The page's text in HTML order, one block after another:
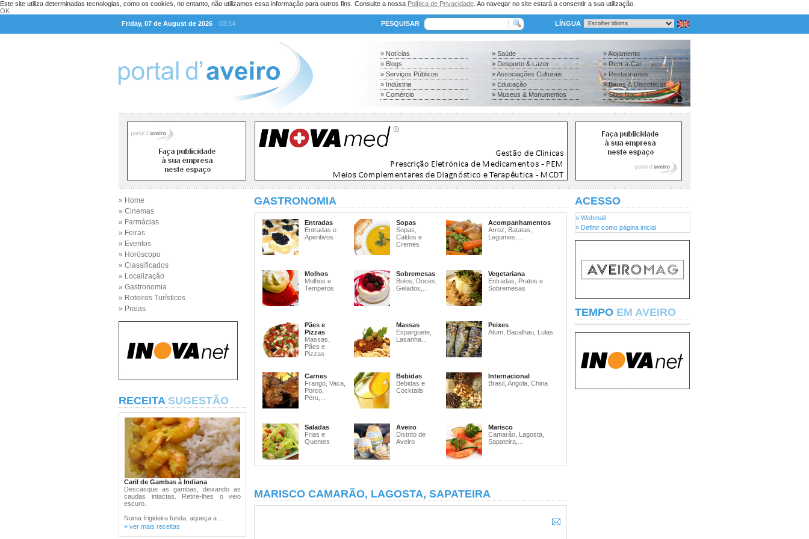
Este site utiliza determinadas tecnologias, como os cookies, no entanto, não utilizamos essa informação para outros fins. Consulte a nossa Política de Privacidade . Ao navegar no site estará a consentir a sua utilização.
OK
Friday, 07 de August de 2026
03:54 PESQUISAR LÍNGUA
» Notícias
» Blogs
» Serviços Públicos
» Indústria
» Comércio
» Saúde
» Desporto & Lazer
» Associações Culturais
» Educação
» Museus & Monumentos
» Alojamento
» Rent-a-Car
» Restaurantes
» Bares & Discotecas
» Sites Nac. & Inter.
» Home
» Cinemas
» Farmácias
» Feiras
» Eventos
» Horóscopo
» Classificados
» Localização
» Gastronomia
» Roteiros Turísticos
» Praias
RECEITA SUGESTÃO
Caril de Gambas à Indiana
Descasque as gambas, deixando as
caudas intactas. Retire-lhes o veio
escuro.
Numa frigideira funda, aqueça a ...
» ver mais receitas
GASTRONOMIA
Entradas
Entradas e
Aperitivos
Sopas
Sopas,
Caldos e
Cremes
Acompanhamentos
Arroz, Batatas,
Legumes,...
Molhos
Molhos e
Temperos
Sobremesas
Bolos, Doces,
Gelados,...
Vegetariana
Entradas, Pratos e
Sobremesas
Pães e
Pizzas
Massas,
Pães e
Pizzas
Massas
Esparguete,
Lasanha...
Peixes
Atum, Bacalhau, Lulas
Carnes
Frango, Vaca,
Porco,
Peru,...
Bebidas
Bebidas e
Cocktails
Internacional
Brasil, Angola, China
Saladas
Frias e
Quentes
Aveiro
Distrito de
Aveiro
Marisco
Camarão, Lagosta,
Sapateira,...
MARISCO CAMARÃO, LAGOSTA, SAPATEIRA
ACESSO
» Webmail
» Definir como página inicial
TEMPO EM AVEIRO